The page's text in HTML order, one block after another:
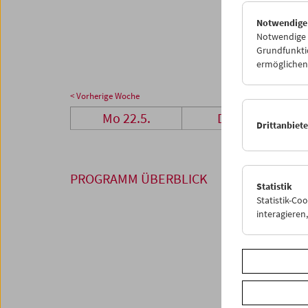
05
< Vorherige Woche
Mo 22.5. Di 23.5.
PROGRAMM ÜBERBLICK
Notwendige
Statistik
Statistik-